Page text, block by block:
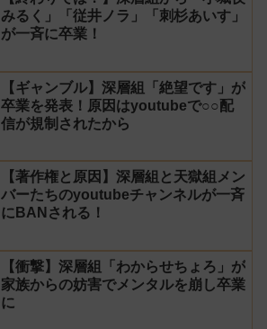
みるく」「従井ノラ」「刺杉あいす」
が一斉に卒業！
【ギャンブル】深層組「絶望です」が
卒業を発表！原因はyoutubeで○○配
信が規制されたから
【著作権と原因】深層組と天獄組メン
バーたちのyoutubeチャンネルが一斉
にBANされる！
【衝撃】深層組「わからせちょろ」が
家族からの妨害でメンタルを崩し卒業
に